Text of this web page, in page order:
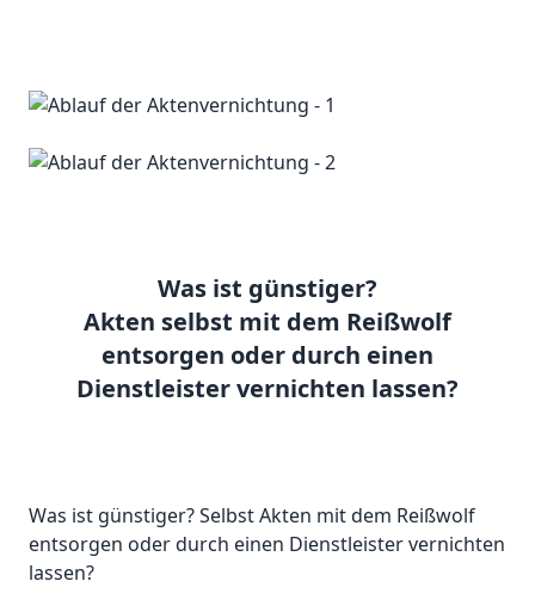
Was ist günstiger?
Akten selbst mit dem Reißwolf
entsorgen oder durch einen
Dienstleister vernichten lassen?
Was ist günstiger? Selbst Akten mit dem Reißwolf
entsorgen oder durch einen Dienstleister vernichten
lassen?